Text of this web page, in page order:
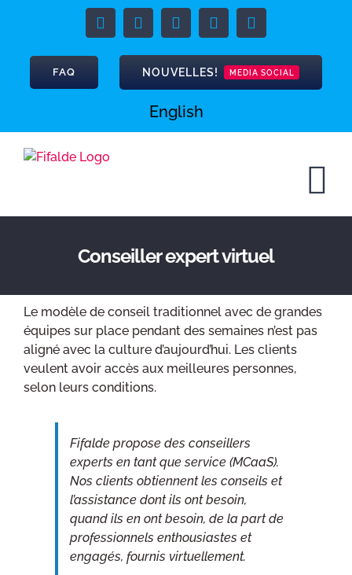
Facebook
X YouTubeLinkedInPhone
FAQ NOUVELLES! MEDIA SOCIAL
English
Conseiller expert virtuel
Le modèle de conseil traditionnel avec de grandes
équipes sur place pendant des semaines n’est pas
aligné avec la culture d’aujourd’hui. Les clients
veulent avoir accès aux meilleures personnes,
selon leurs conditions.
Fifalde propose des conseillers
experts en tant que service (MCaaS).
Nos clients obtiennent les conseils et
l’assistance dont ils ont besoin,
quand ils en ont besoin, de la part de
professionnels enthousiastes et
engagés, fournis virtuellement.